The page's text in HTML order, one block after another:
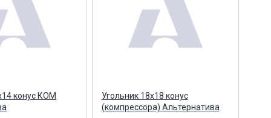
конус КОМ
Угольник 18х18 конус
(компрессора) Альтернатива